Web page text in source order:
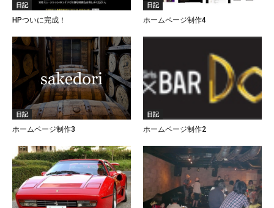
日記
HPついに完成！
日記
ホームページ制作4
日記
ホームページ制作3
日記
ホームページ制作2